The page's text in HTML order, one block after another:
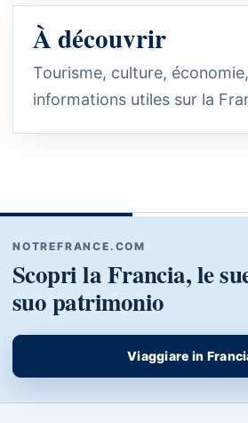
À découvrir
Tourisme, culture,
informations utiles sur la
NOTREFRANCE.COM
Scopri la Francia, le
suo patrimonio
Viaggiare in